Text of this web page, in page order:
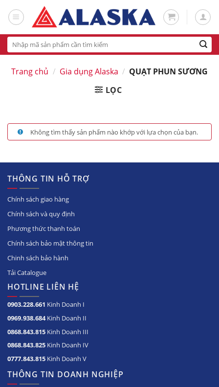
Tìm
kiếm:
Trang chủ / Gia dụng Alaska / QUẠT PHUN SƯƠNG
LỌC
Không tìm thấy sản phẩm nào khớp với lựa chọn của bạn.
THÔNG TIN HỖ TRỢ
Chính sách giao hàng
Chính sách và quy định
Phương thức thanh toán
Chính sách bảo mật thông tin
Chinh sách bảo hành
Tải Catalogue
HOTLINE LIÊN HỆ
0903.228.661 Kinh Doanh I
0969.938.684Kinh Doanh II
0868.843.815 Kinh Doanh III
0868.843.825 Kinh Doanh IV
0777.843.815 Kinh Doanh V
THÔNG TIN DOANH NGHIỆP